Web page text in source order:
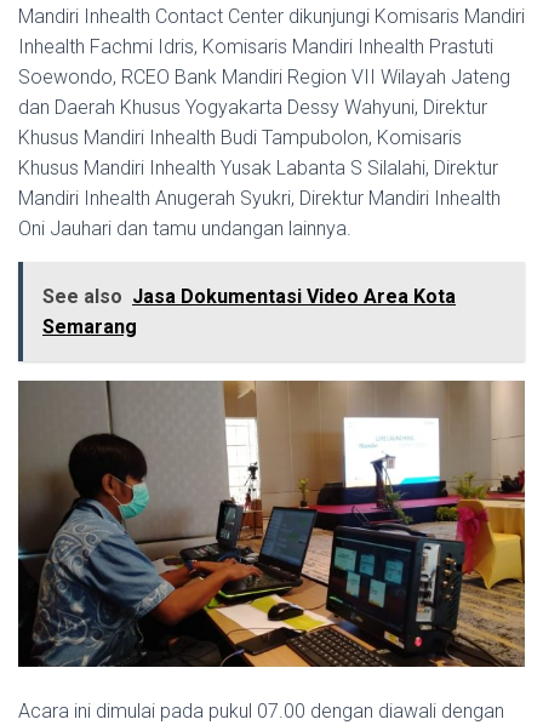
Mandiri Inhealth Contact Center dikunjungi Komisaris Mandiri
Inhealth Fachmi Idris, Komisaris Mandiri Inhealth Prastuti
Soewondo, RCEO Bank Mandiri Region VII Wilayah Jateng
dan Daerah Khusus Yogyakarta Dessy Wahyuni, Direktur
Khusus Mandiri Inhealth Budi Tampubolon, Komisaris
Khusus Mandiri Inhealth Yusak Labanta S Silalahi, Direktur
Mandiri Inhealth Anugerah Syukri, Direktur Mandiri Inhealth
Oni Jauhari dan tamu undangan lainnya.
See also Jasa Dokumentasi Video Area Kota
Semarang
Acara ini dimulai pada pukul 07.00 dengan diawali dengan